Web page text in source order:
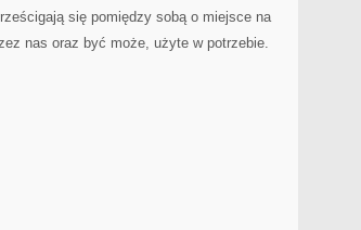
się pomiędzy sobą o miejsce na
nas oraz być może, użyte w potrzebie.